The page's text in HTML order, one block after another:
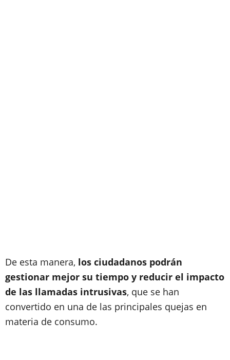
De esta manera, los ciudadanos podrán
gestionar mejor su tiempo y reducir el impacto
de las llamadas intrusivas, que se han
convertido en una de las principales quejas en
materia de consumo.